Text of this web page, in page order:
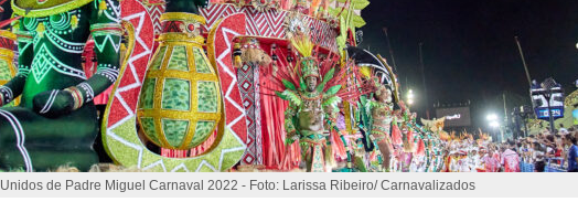
Unidos de Padre Miguel Carnaval 2022 - Foto: Larissa Ribeiro/ Carnavalizados